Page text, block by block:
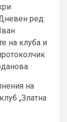
ред:
на клуба и
на
„Златна